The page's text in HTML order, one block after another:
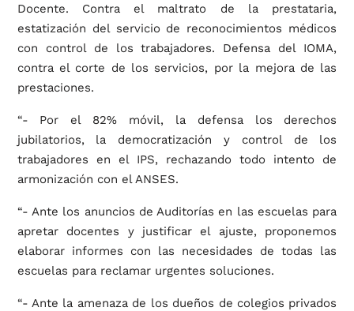
Docente. Contra el maltrato de la prestataria,
estatización del servicio de reconocimientos médicos
con control de los trabajadores. Defensa del IOMA,
contra el corte de los servicios, por la mejora de las
prestaciones.
“- Por el 82% móvil, la defensa los derechos
jubilatorios, la democratización y control de los
trabajadores en el IPS, rechazando todo intento de
armonización con el ANSES.
“- Ante los anuncios de Auditorías en las escuelas para
apretar docentes y justificar el ajuste, proponemos
elaborar informes con las necesidades de todas las
escuelas para reclamar urgentes soluciones.
“- Ante la amenaza de los dueños de colegios privados